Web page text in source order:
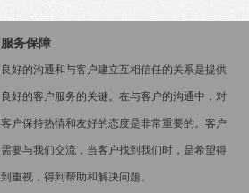
服务保障
良好的沟通和与客户建立互相信任的关系是提供
良好的客户服务的关键。在与客户的沟通中，对
客户保持热情和友好的态度是非常重要的。客户
需要与我们交流，当客户找到我们时，是希望得
到重视，得到帮助和解决问题。